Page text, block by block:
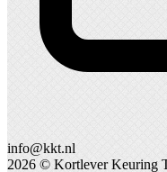
info@kkt.nl
2026 © Kortlever Keuring